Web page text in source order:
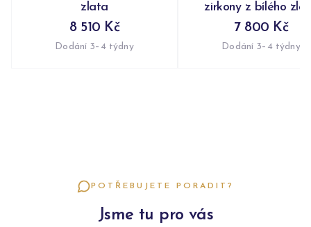
zlata
8 510 Kč
Dodání 3–4 týdny
zirkony z bílého
7 800 Kč
Dodání 3–4 týdny
POTŘEBUJETE PORADIT?
Jsme tu pro vás